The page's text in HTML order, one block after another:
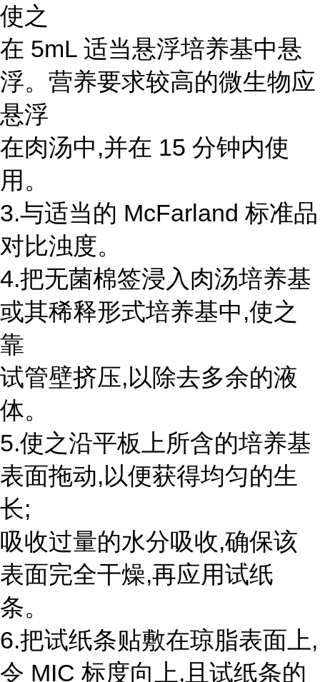
使之
在 5mL 适当悬浮培养基中悬
浮。营养要求较高的微生物应
悬浮
在肉汤中,并在 15 分钟内使
用。
3.与适当的 McFarland 标准品
对比浊度。
4.把无菌棉签浸入肉汤培养基
或其稀释形式培养基中,使之
靠
试管壁挤压,以除去多余的液
体。
5.使之沿平板上所含的培养基
表面拖动,以便获得均匀的生
长;
吸收过量的水分吸收,确保该
表面完全干燥,再应用试纸
条。
6.把试纸条贴敷在琼脂表面上,
令 MIC 标度向上,且试纸条的